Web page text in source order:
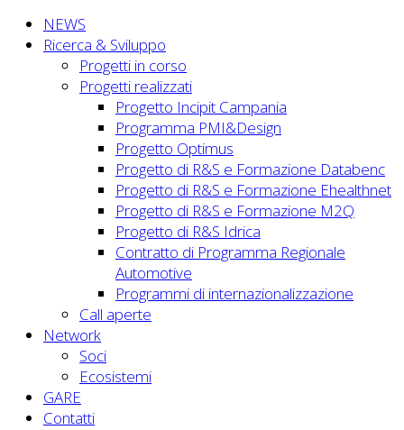
NEWS
Ricerca & Sviluppo
Progetti in corso
Progetti realizzati
Progetto Incipit Campania
Programma PMI&Design
Progetto Optimus
Progetto di R&S e Formazione Databenc
Progetto di R&S e Formazione Ehealthnet
Progetto di R&S e Formazione M2Q
Progetto di R&S Idrica
Contratto di Programma Regionale
Automotive
Programmi di internazionalizzazione
Call aperte
Network
Soci
Ecosistemi
GARE
Contatti